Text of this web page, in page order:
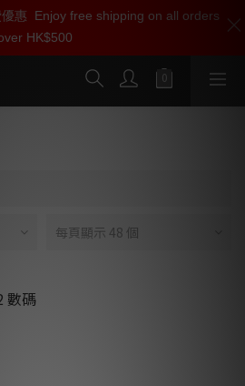
每頁顯示 48 個
迎新購物金】【點數回贈 1點數
家會員價
惠
Enjoy free shipping on all orders
HK$500